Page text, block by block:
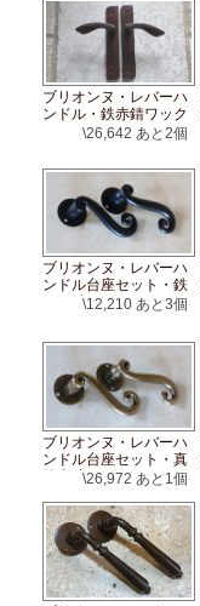
ブリオンヌ・レバーハ
ンドル・鉄赤錆ワック
\26,642 あと2個
ブリオンヌ・レバーハ
ンドル台座セット・鉄
くろ鉄\12,210 あと3個
ブリオンヌ・レバーハ
ンドル台座セット・真
鍮古味\26,972 あと1個